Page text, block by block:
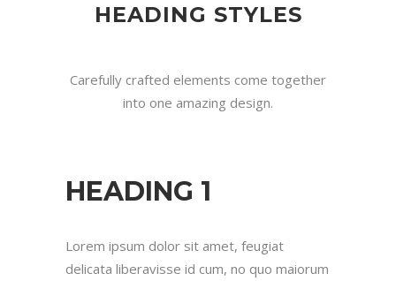
HEADING STYLES
Carefully crafted elements come together
into one amazing design.
HEADING 1
Lorem ipsum dolor sit amet, feugiat
delicata liberavisse id cum, no quo maiorum